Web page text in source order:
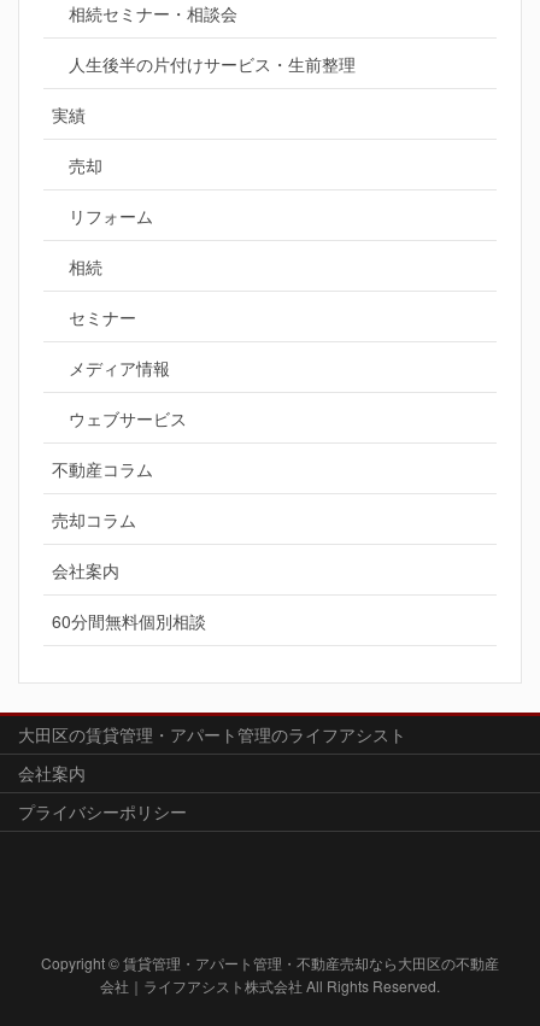
相続セミナー・相談会
人生後半の片付けサービス・生前整理
実績
売却
リフォーム
相続
セミナー
メディア情報
ウェブサービス
不動産コラム
売却コラム
会社案内
60分間無料個別相談
大田区の賃貸管理・アパート管理のライフアシスト
会社案内
プライバシーポリシー
Copyright © 賃貸管理・アパート管理・不動産売却なら大田区の不動産
会社｜ライフアシスト株式会社 All Rights Reserved.